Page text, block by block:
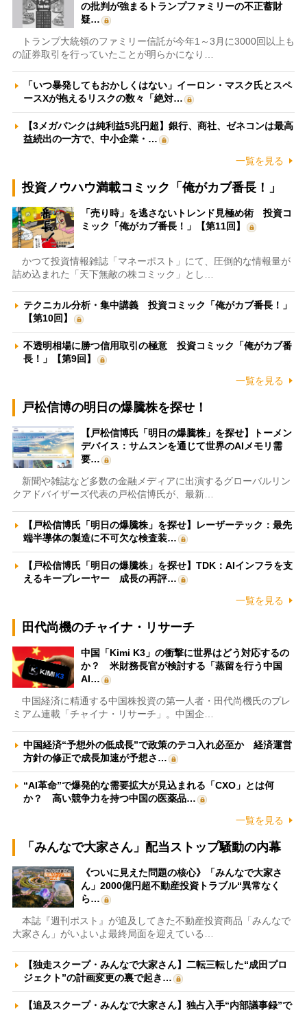
の批判が強まるトランプファミリーの不正蓄財
疑…
トランプ大統領のファミリー信託が今年1～3月に3000回以上も
の証券取引を行っていたことが明らかになり…
「いつ暴発してもおかしくはない」イーロン・マスク氏とスペ
ースXが抱えるリスクの数々「絶対…
【3メガバンクは純利益5兆円超】銀行、商社、ゼネコンは最高
益続出の一方で、中小企業・…
一覧を見る
投資ノウハウ満載コミック「俺がカブ番長！」
「売り時」を逃さないトレンド見極め術 投資コ
ミック「俺がカブ番長！」【第11回】
かつて投資情報雑誌「マネーポスト」にて、圧倒的な情報量が
詰め込まれた「天下無敵の株コミック」とし…
テクニカル分析・集中講義 投資コミック「俺がカブ番長！」
【第10回】
不透明相場に勝つ信用取引の極意 投資コミック「俺がカブ番
長！」【第9回】
一覧を見る
戸松信博の明日の爆騰株を探せ！
【戸松信博氏「明日の爆騰株」を探せ】トーメン
デバイス：サムスンを通じて世界のAIメモリ需
要…
新聞や雑誌など多数の金融メディアに出演するグローバルリン
クアドバイザーズ代表の戸松信博氏が、最新…
【戸松信博氏「明日の爆騰株」を探せ】レーザーテック：最先
端半導体の製造に不可欠な検査装…
【戸松信博氏「明日の爆騰株」を探せ】TDK：AIインフラを支
えるキープレーヤー 成長の再評…
一覧を見る
田代尚機のチャイナ・リサーチ
中国「Kimi K3」の衝撃に世界はどう対応するの
か？ 米財務長官が検討する「蒸留を行う中国
AI…
中国経済に精通する中国株投資の第一人者・田代尚機氏のプレ
ミアム連載「チャイナ・リサーチ」。中国企…
中国経済“予想外の低成長”で政策のテコ入れ必至か 経済運営
方針の修正で成長加速が予想さ…
“AI革命”で爆発的な需要拡大が見込まれる「CXO」とは何
か？ 高い競争力を持つ中国の医薬品…
一覧を見る
「みんなで大家さん」配当ストップ騒動の内幕
《ついに見えた問題の核心》「みんなで大家さ
ん」2000億円超不動産投資トラブル“異常なく
ら…
本誌『週刊ポスト』が追及してきた不動産投資商品「みんなで
大家さん」がいよいよ最終局面を迎えている…
【独走スクープ・みんなで大家さん】二転三転した“成田プロ
ジェクト”の計画変更の裏で起き…
【追及スクープ・みんなで大家さん】独占入手“内部議事録”で